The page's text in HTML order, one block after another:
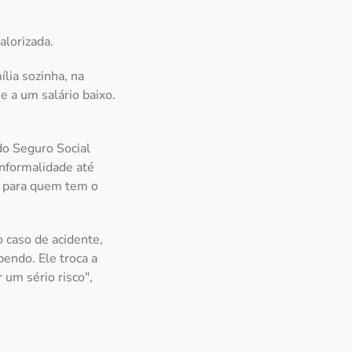
sozinha, na
a um salário baixo.
Seguro Social
até
quem tem o
de acidente,
Ele troca a
um sério risco",